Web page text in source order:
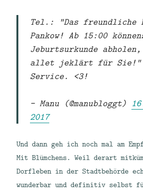
Tel.: "Das freundliche
Pankow! Ab 15:00
Jeburtsurkunde
allet jeklärt für Sie!"
Service. <3!
— Manu (@manubloggt)
2017
Und dann geh ich noch mal am
Mit Blümchens. Weil derart
Dorfleben in der Stadtbehörde
wunderbar und definitiv selbst